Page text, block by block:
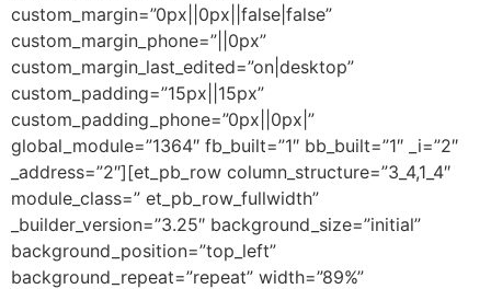
custom_margin=”0px||0px||false|false”
custom_margin_phone=”||0px”
custom_margin_last_edited=”on|desktop”
custom_padding=”15px||15px”
custom_padding_phone=”0px||0px|”
global_module=”1364″ fb_built=”1″ bb_built=”1″ _i=”2″
_address=”2″][et_pb_row column_structure=”3_4,1_4″
module_class=” et_pb_row_fullwidth”
_builder_version=”3.25″ background_size=”initial”
background_position=”top_left”
background_repeat=”repeat” width=”89%”